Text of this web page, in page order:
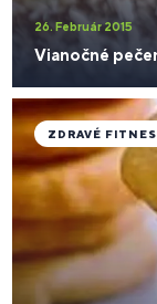
26. Február 2015
Vianočné
ZDRAVÉ